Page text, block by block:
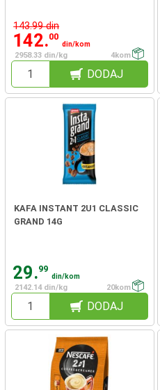
143.99 din
142.00
din/kom
2958.33 din/kg
4kom
DODAJ
KAFA INSTANT 2U1 CLASSIC
GRAND 14G
29.99
din/kom
2142.14 din/kg
20kom
DODAJ